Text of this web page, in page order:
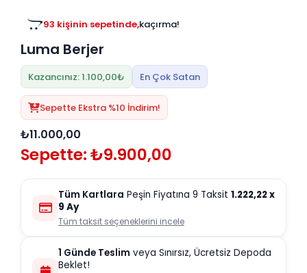
93 kişinin sepetinde,kaçırma!
Luma Berjer
Kazancınız: 1.100,00₺ En Çok Satan
Sepette Ekstra %10 İndirim!
₺11.000,00
Sepette: ₺9.900,00
Tüm Kartlara Peşin Fiyatına 9 Taksit 1.222,22x
9 Ay
Tüm taksit seçeneklerini incele
1 Günde Teslim veya Sınırsız, Ücretsiz Depoda
Beklet!